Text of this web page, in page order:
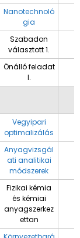
Nanotechnoló
gia
Szabadon
választott 1.
Önálló feladat
I.
Vegyipari
optimalizálás
Anyagvizsgál
ati analitikai
módszerek
Fizikai kémia
és kémiai
anyagszerkez
ettan